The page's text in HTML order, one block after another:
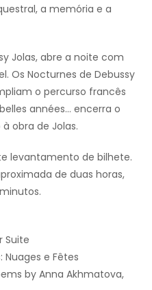
a memória e a
Jolas, abre a noite com
Os Nocturnes de Debussy
o percurso francês
années… encerra o
obra de Jolas.
levantamento de bilhete.
de duas horas,
Suite
e Fêtes
by Anna Akhmatova,